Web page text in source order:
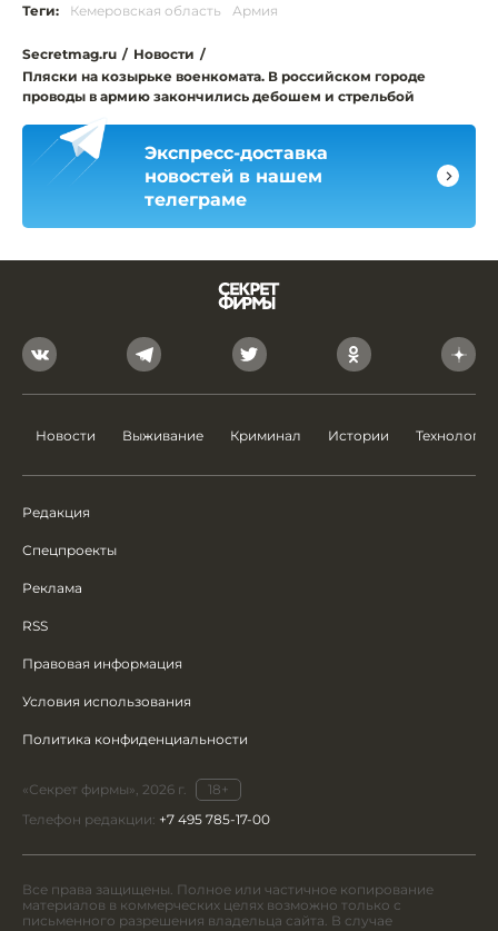
Теги: Кемеровская область Армия
Secretmag.ru / Новости /
Пляски на козырьке военкомата. В российском городе
проводы в армию закончились дебошем и стрельбой
Экспресс-доставка
новостей в нашем
телеграме
Новости Выживание Криминал Истории Технологии
Редакция
Спецпроекты
Реклама
RSS
Правовая информация
Условия использования
Политика конфиденциальности
«Секрет фирмы», 2026 г.
18+
Телефон редакции: +7 495 785-17-00
Все права защищены. Полное или частичное копирование
материалов в коммерческих целях возможно только с
письменного разрешения владельца сайта. В случае